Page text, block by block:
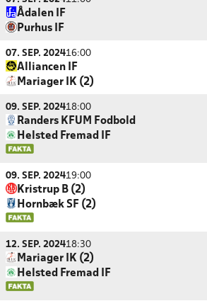
Ådalen IF
Purhus IF
07. SEP. 202416:00
Alliancen IF
Mariager IK (2)
09. SEP. 202418:00
Randers KFUM Fodbold
Helsted Fremad IF
09. SEP. 202419:00
Kristrup B (2)
Hornbæk SF (2)
12. SEP. 202418:30
Mariager IK (2)
Helsted Fremad IF